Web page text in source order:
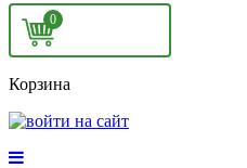
0
Корзина